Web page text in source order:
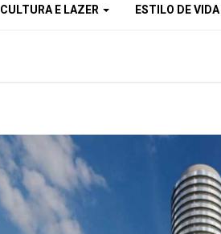
CULTURA E LAZER ESTILO DE VIDA